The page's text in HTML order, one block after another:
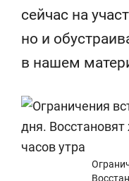
сейчас на
но и
в нашем